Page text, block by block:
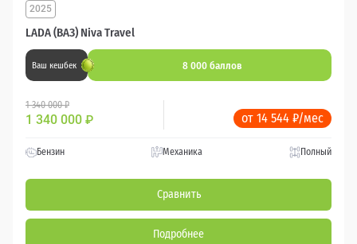
LADA (ВАЗ) Niva Travel
2025
Ваш кешбек 8 000 баллов
1 340 000 ₽
1 340 000 ₽ от 14 544 ₽/мес
Бензин Механика Полный
Сравнить
Подробнее